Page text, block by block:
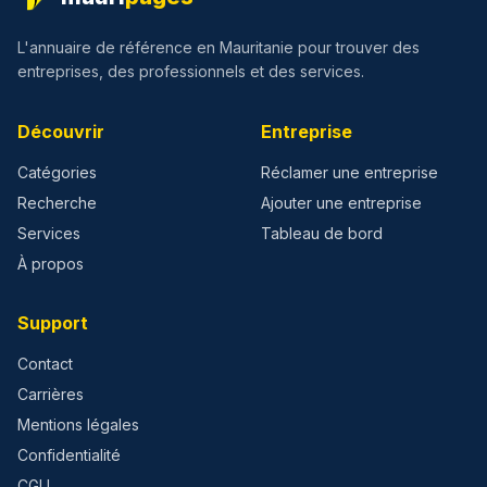
L'annuaire de référence en Mauritanie pour trouver des
entreprises, des professionnels et des services.
Découvrir
Catégories
Recherche
Services
À propos
Entreprise
Réclamer une entreprise
Ajouter une entreprise
Tableau de bord
Support
Contact
Carrières
Mentions légales
Confidentialité